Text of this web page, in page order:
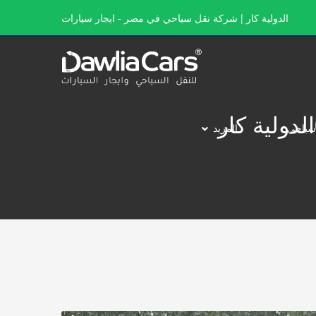
الدولية كار | شركة نقل سياحي في مصر - ايجار سيارات
المزيد